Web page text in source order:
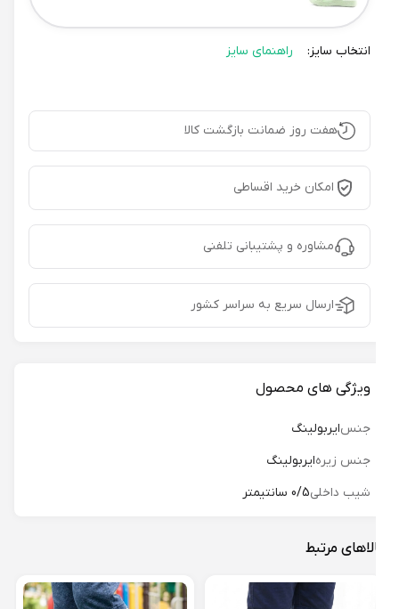
انتخاب سایز: راهنمای سایز
هفت روز ضمانت بازگشت کالا
امکان خرید اقساطی
مشاوره و پشتیبانی تلفنی
ارسال سریع به سراسر کشور
ویژگی های محصول
جنسایربولینگ
جنس زیره ایربولینگ
شیب داخلی0/5 سانتیمتر
مرتبط